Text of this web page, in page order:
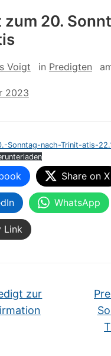
zum 20.
Voigt in Predigten
2023
Sonntag-nach-Trinit-atis-
Share on X
WhatsApp
Link
zur